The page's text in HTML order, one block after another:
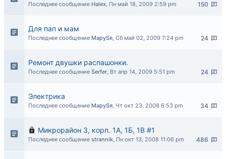
150
Последнее сообщение Halex, Пн май 18, 2009 2:59 pm
Для пап и мам
24
Последнее сообщение MaруSя, Сб май 02, 2009 7:24 pm
Ремонт двушки распашонки.
24
Последнее сообщение Serfer, Вт апр 14, 2009 5:51 pm
Электрика
34
Последнее сообщение MaруSя, Чт окт 23, 2008 6:53 pm
Микрорайон 3, корп. 1А, 1Б, 1В #1
486
Последнее сообщение strannik, Пн окт 13, 2008 11:06 pm